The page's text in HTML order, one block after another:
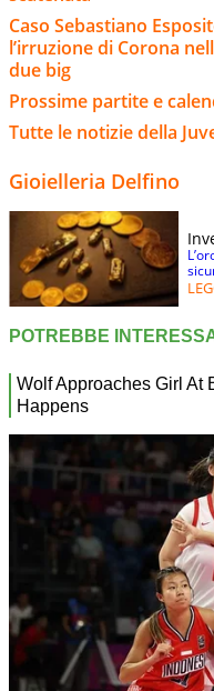
Caso Sebastiano
l’irruzione di Corona
due big
Prossime partite e
Tutte le notizie della
Gioielleria Delfino